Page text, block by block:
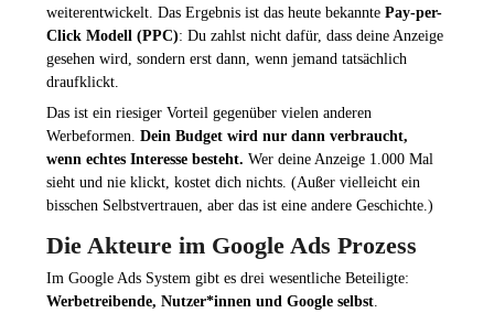
weiterentwickelt. Das Ergebnis ist das heute bekannte Pay-per-
Click Modell (PPC): Du zahlst nicht dafür, dass deine Anzeige
gesehen wird, sondern erst dann, wenn jemand tatsächlich
draufklickt.
Das ist ein riesiger Vorteil gegenüber vielen anderen
Werbeformen. Dein Budget wird nur dann verbraucht,
wenn echtes Interesse besteht. Wer deine Anzeige 1.000 Mal
sieht und nie klickt, kostet dich nichts. (Außer vielleicht ein
bisschen Selbstvertrauen, aber das ist eine andere Geschichte.)
Die Akteure im Google Ads Prozess
Im Google Ads System gibt es drei wesentliche Beteiligte:
Werbetreibende, Nutzer*innen und Google selbst.